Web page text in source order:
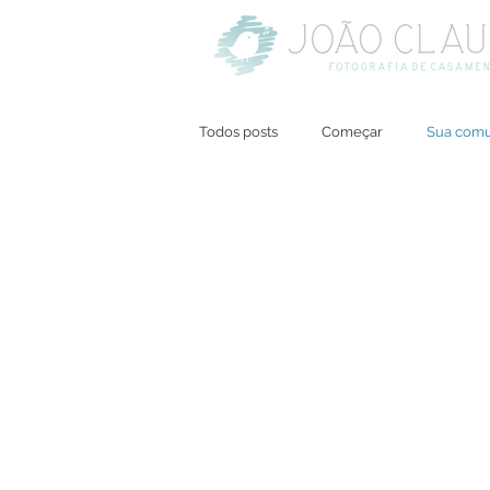
Todos posts Começar Sua